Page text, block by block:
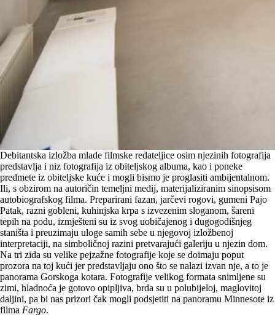
Debitantska izložba mlade filmske redateljice osim njezinih fotografija
predstavlja i niz fotografija iz obiteljskog albuma, kao i poneke
predmete iz obiteljske kuće i mogli bismo je proglasiti ambijentalnom.
Ili, s obzirom na autoričin temeljni medij, materijaliziranim sinopsisom
autobiografskog filma. Preparirani fazan, jarčevi rogovi, gumeni Pajo
Patak, razni gobleni, kuhinjska krpa s izvezenim sloganom, šareni
tepih na podu, izmješteni su iz svog uobičajenog i dugogodišnjeg
staništa i preuzimaju uloge samih sebe u njegovoj izložbenoj
interpretaciji, na simboličnoj razini pretvarajući galeriju u njezin dom.
Na tri zida su velike pejzažne fotografije koje se doimaju poput
prozora na toj kući jer predstavljaju ono što se nalazi izvan nje, a to je
panorama Gorskoga kotara. Fotografije velikog formata snimljene su
zimi, hladnoća je gotovo opipljiva, brda su u polubijeloj, maglovitoj
daljini, pa bi nas prizori čak mogli podsjetiti na panoramu Minnesote iz
filma Fargo.